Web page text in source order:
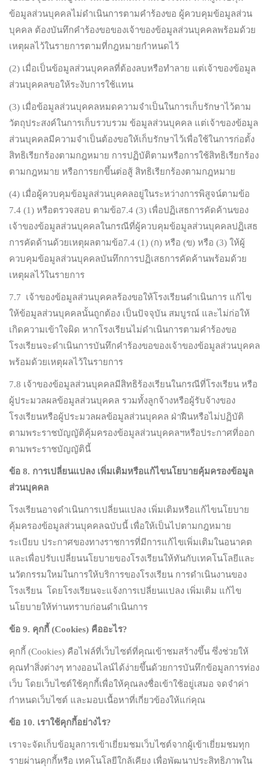
ข้อมูลส่วนบุคคลไม่ดำเนินการตามคำร้องขอ ผู้ควบคุมข้อมูลส่วน
บุคคล ต้องบันทึกคำร้องขอของเจ้าของข้อมูลส่วนบุคคลพร้อมด้วย
เหตุผลไว้ในรายการตามที่กฎหมายกำหนดไว้
(2) เมื่อเป็นข้อมูลส่วนบุคคลที่ต้องลบหรือทำลาย แต่เจ้าของข้อมูล
ส่วนบุคคลขอให้ระงับการใช้แทน
(3) เมื่อข้อมูลส่วนบุคคลหมดความจำเป็นในการเก็บรักษาไว้ตาม
วัตถุประสงค์ในการเก็บรวบรวม ข้อมูลส่วนบุคคล แต่เจ้าของข้อมูล
ส่วนบุคคลมีความจำเป็นต้องขอให้เก็บรักษาไว้เพื่อใช้ในการก่อตั้ง
สิทธิเรียกร้องตามกฎหมาย การปฏิบัติตามหรือการใช้สิทธิเรียกร้อง
ตามกฎหมาย หรือการยกขึ้นต่อสู้ สิทธิเรียกร้องตามกฎหมาย
(4) เมื่อผู้ควบคุมข้อมูลส่วนบุคคลอยู่ในระหว่างการพิสูจน์ตามข้อ
7.4 (1) หรือตรวจสอบ ตามข้อ7.4 (3) เพื่อปฏิเสธการคัดค้านของ
เจ้าของข้อมูลส่วนบุคคลในกรณีที่ผู้ควบคุมข้อมูลส่วนบุคคลปฏิเสธ
การคัดด้านด้วยเหตุผลตามข้อ7.4 (1) (ก) หรือ (ข) หรือ (3) ให้ผู้
ควบคุมข้อมูลส่วนบุคคลบันทึกการปฏิเสธการคัดค้านพร้อมด้วย
เหตุผลไว้ในรายการ
7.7 เจ้าของข้อมูลส่วนบุคคลร้องขอให้โรงเรียนดำเนินการ แก้ไข
ให้ข้อมูลส่วนบุคคลนั้นถูกต้อง เป็นปัจจุบัน สมบูรณ์ และไม่ก่อให้
เกิดความเข้าใจผิด หากโรงเรียนไม่ดำเนินการตามคำร้องขอ
โรงเรียนจะดำเนินการบันทึกคำร้องขอของเจ้าของข้อมูลส่วนบุคคล
พร้อมด้วยเหตุผลไว้ในรายการ
7.8 เจ้าของข้อมูลส่วนบุคคลมีสิทธิร้องเรียนในกรณีที่โรงเรียน หรือ
ผู้ประมวลผลข้อมูลส่วนบุคคล รวมทั้งลูกจ้างหรือผู้รับจ้างของ
โรงเรียนหรือผู้ประมวลผลข้อมูลส่วนบุคคล ฝ่าฝืนหรือไม่ปฏิบัติ
ตามพระราชบัญญัติคุ้มครองข้อมูลส่วนบุคคลฯหรือประกาศที่ออก
ตามพระราชบัญญัตินี้
ข้อ 8. การเปลี่ยนแปลง เพิ่มเติมหรือแก้ไขนโยบายคุ้มครองข้อมูล
ส่วนบุคคล
โรงเรียนอาจดำเนินการเปลี่ยนแปลง เพิ่มเติมหรือแก้ไขนโยบาย
คุ้มครองข้อมูลส่วนบุคคลฉบับนี้ เพื่อให้เป็นไปตามกฎหมาย
ระเบียบ ประกาศของทางราชการที่มีการแก้ไขเพิ่มเติมในอนาคต
และเพื่อปรับเปลี่ยนนโยบายของโรงเรียนให้ทันกับเทคโนโลยีและ
นวัตกรรมใหม่ในการให้บริการของโรงเรียน การดำเนินงานของ
โรงเรียน โดยโรงเรียนจะแจ้งการเปลี่ยนแปลง เพิ่มเติม แก้ไข
นโยบายให้ท่านทราบก่อนดำเนินการ
ข้อ 9. คุกกี้ (Cookies) คืออะไร?
คุกกี้ (Cookies) คือไฟล์ที่เว็บไซต์ที่คุณเข้าชมสร้างขึ้น ซึ่งช่วยให้
คุณทำสิ่งต่างๆ ทางออนไลน์ได้ง่ายขึ้นด้วยการบันทึกข้อมูลการท่อง
เว็บ โดยเว็บไซต์ใช้คุกกี้เพื่อให้คุณลงชื่อเข้าใช้อยู่เสมอ จดจำค่า
กำหนดเว็บไซต์ และมอบเนื้อหาที่เกี่ยวข้องให้แก่คุณ
ข้อ 10. เราใช้คุกกี้อย่างไร?
เราจะจัดเก็บข้อมูลการเข้าเยี่ยมชมเว็บไซต์จากผู้เข้าเยี่ยมชมทุก
รายผ่านคุกกี้หรือ เทคโนโลยีใกล้เคียง เพื่อพัฒนาประสิทธิภาพใน